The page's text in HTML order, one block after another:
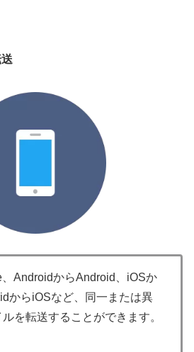
AndroidからAndroid、iOSか
からiOSなど、同一または異
を転送することができます。